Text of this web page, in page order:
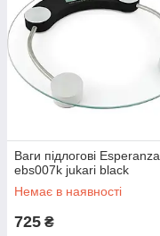
Ваги підлогові Esperanza
ebs007k jukari black
Немає в наявності
725 ₴